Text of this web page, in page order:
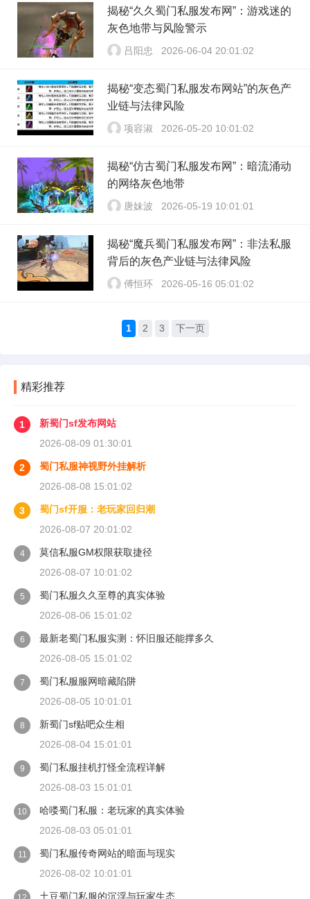
揭秘“久久蜀门私服发布网”：游戏迷的
灰色地带与风险警示
吕阳忠 2026-06-04 20:01:02
揭秘“变态蜀门私服发布网站”的灰色产
业链与法律风险
项容淑 2026-05-20 10:01:02
揭秘“仿古蜀门私服发布网”：暗流涌动
的网络灰色地带
唐妹波 2026-05-19 10:01:01
揭秘“魔兵蜀门私服发布网”：非法私服
背后的灰色产业链与法律风险
傅恒环 2026-05-16 05:01:02
1 2 3 下一页
精彩推荐
1
新蜀门sf发布网站
2026-08-09 01:30:01
2
蜀门私服神视野外挂解析
2026-08-08 15:01:02
3
蜀门sf开服：老玩家回归潮
2026-08-07 20:01:02
4
莫信私服GM权限获取捷径
2026-08-07 10:01:02
5
蜀门私服久久至尊的真实体验
2026-08-06 15:01:02
6
最新老蜀门私服实测：怀旧服还能撑多久
2026-08-05 15:01:02
7
蜀门私服服网暗藏陷阱
2026-08-05 10:01:01
8
新蜀门sf贴吧众生相
2026-08-04 15:01:01
9
蜀门私服挂机打怪全流程详解
2026-08-03 15:01:01
10
哈喽蜀门私服：老玩家的真实体验
2026-08-03 05:01:01
11
蜀门私服传奇网站的暗面与现实
2026-08-02 10:01:01
土豆蜀门私服的沉浮与玩家生态